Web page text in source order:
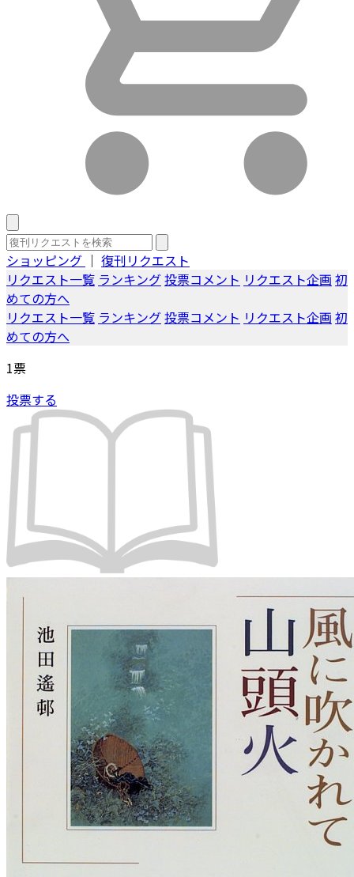
ショッピング ｜ 復刊リクエスト
リクエスト一覧 ランキング投票コメント リクエスト企画 初
めての方へ
リクエスト一覧 ランキング投票コメント リクエスト企画 初
めての方へ
1票
投票する